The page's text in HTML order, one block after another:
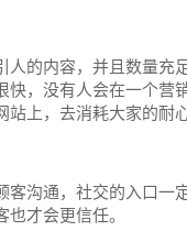
人的内容，并且数量充
快，没有人会在一个营
上，去消耗大家的耐心
客沟通，社交的入口
才会更信任。